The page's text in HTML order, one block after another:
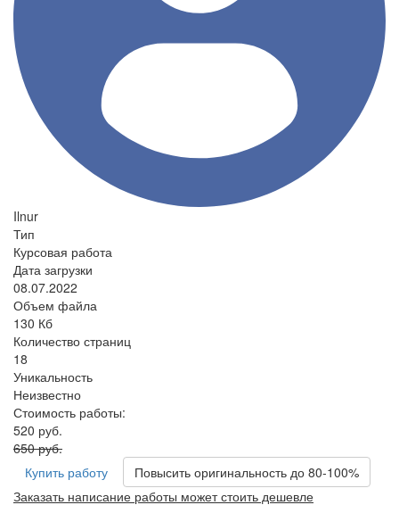
Ilnur
Тип
Курсовая работа
Дата загрузки
08.07.2022
Объем файла
130 Кб
Количество страниц
18
Уникальность
Неизвестно
Стоимость работы:
520 руб.
650 руб.
Купить работу
Повысить оригинальность до 80-100%
Заказать написание работы может стоить дешевле